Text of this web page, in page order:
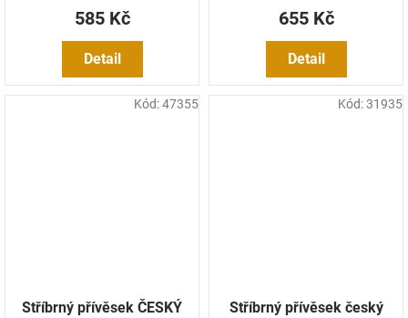
585 Kč
Detail
655 Kč
Detail
Stříbrný přívěsek ČESKÝ
Kód:47355
Stříbrný přívěsek český
Kód:31935